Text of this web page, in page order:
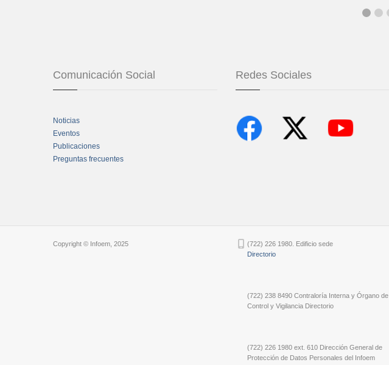
Comunicación Social
Noticias
Eventos
Publicaciones
Preguntas frecuentes
Redes Sociales
Copyright © Infoem, 2025
(722) 226 1980. Edificio sede
Directorio
(722) 238 8490 Contraloría Interna y Órgano de
Control y Vigilancia Directorio
(722) 226 1980 ext. 610 Dirección General de
Protección de Datos Personales del Infoem